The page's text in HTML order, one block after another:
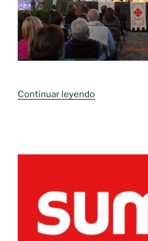
Continuar leyendo«Entrega
en
Bolaños
de
Calatrava.»